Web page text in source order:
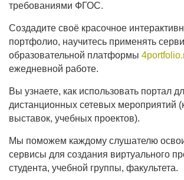
требованиями ФГОС.
Создадите своё красочное
портфолио, научитесь применять
образовательной платформы
ежедневной работе.
Вы узнаете, как использовать портал
дистанционных сетевых мероприятий
выставок, учебных проектов).
Мы поможем каждому слушателю
сервисы для создания виртуального
студента, учебной группы, факультета.